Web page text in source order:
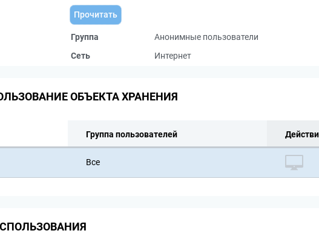
Прочитать
Группа
Анонимные пользователи
Сеть
Интернет
ОБЪЕКТА ХРАНЕНИЯ
Группа пользователей
Все